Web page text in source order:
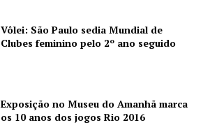
Vôlei: São Paulo sedia Mundial de
Clubes feminino pelo 2º ano seguido
Exposição no Museu do Amanhã marca
os 10 anos dos jogos Rio 2016